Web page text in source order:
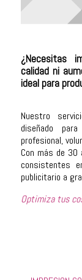
¿Necesitas
calidad ni
ideal para
Nuestro
diseñado
profesional,
Con más de 30
consistentes
publicitario a
Optimiza tus